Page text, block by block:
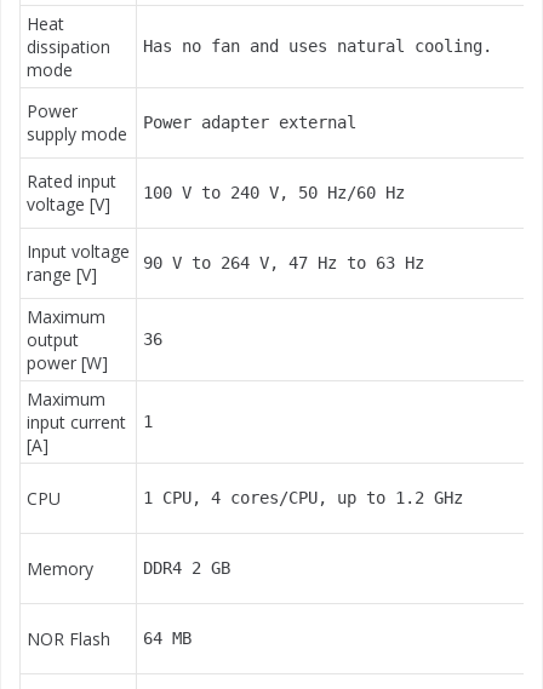
Heat
dissipation
mode
Has no fan and uses natural cooling.
Power
supply mode
Power adapter external
Rated input
voltage [V]
100 V to 240 V, 50 Hz/60 Hz
Input voltage
range [V]
90 V to 264 V, 47 Hz to 63 Hz
Maximum
output
power [W]
36
Maximum
input current
[A]
1
CPU 1 CPU, 4 cores/CPU, up to 1.2 GHz
Memory DDR4 2 GB
NOR Flash 64 MB